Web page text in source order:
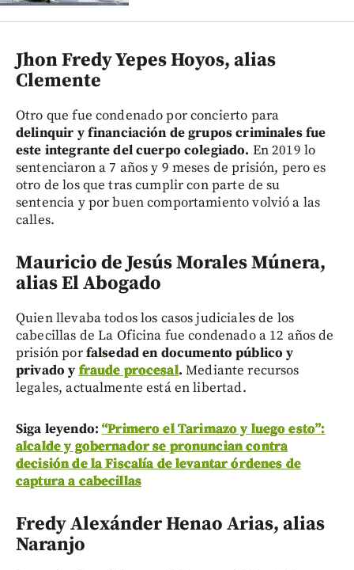
Jhon Fredy Yepes Hoyos, alias
Clemente
Otro que fue condenado por concierto para
delinquir y financiación de grupos criminales fue
este integrante del cuerpo colegiado. En 2019 lo
sentenciaron a 7 años y 9 meses de prisión, pero es
otro de los que tras cumplir con parte de su
sentencia y por buen comportamiento volvió a las
calles.
Mauricio de Jesús Morales Múnera,
alias El Abogado
Quien llevaba todos los casos judiciales de los
cabecillas de La Oficina fue condenado a 12 años de
prisión porfalsedad en documento público y
privado y fraude procesal.Mediante recursos
legales, actualmente está en libertad.
Siga leyendo:“Primero el Tarimazo y luego esto”:
alcalde y gobernador se pronuncian contra
decisión de la Fiscalía de levantar órdenes de
captura a cabecillas
Fredy Alexánder Henao Arias, alias
Naranjo